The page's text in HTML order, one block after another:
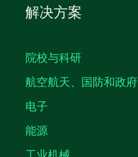
解决方案
院校与科研
航空航天、国防和政府
电子
能源
工业机械